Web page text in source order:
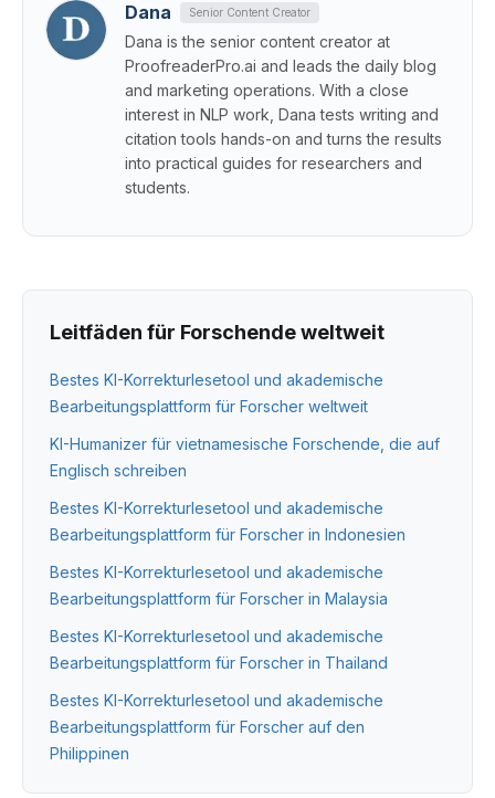
Dana Senior Content Creator
Dana is the senior content creator at
ProofreaderPro.ai and leads the daily blog
and marketing operations. With a close
interest in NLP work, Dana tests writing and
citation tools hands-on and turns the results
into practical guides for researchers and
students.
Leitfäden für Forschende weltweit
Bestes KI-Korrekturlesetool und akademische
Bearbeitungsplattform für Forscher weltweit
KI-Humanizer für vietnamesische Forschende, die auf
Englisch schreiben
Bestes KI-Korrekturlesetool und akademische
Bearbeitungsplattform für Forscher in Indonesien
Bestes KI-Korrekturlesetool und akademische
Bearbeitungsplattform für Forscher in Malaysia
Bestes KI-Korrekturlesetool und akademische
Bearbeitungsplattform für Forscher in Thailand
Bestes KI-Korrekturlesetool und akademische
Bearbeitungsplattform für Forscher auf den
Philippinen